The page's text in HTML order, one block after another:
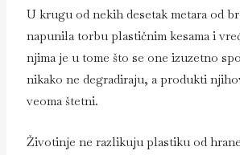
U krugu od nekih desetak metara od
napunila torbu plastičnim kesama i
njima je u tome što se one izuzetno
nikako ne degradiraju, a produkti
veoma štetni.
Životinje ne razlikuju plastiku od